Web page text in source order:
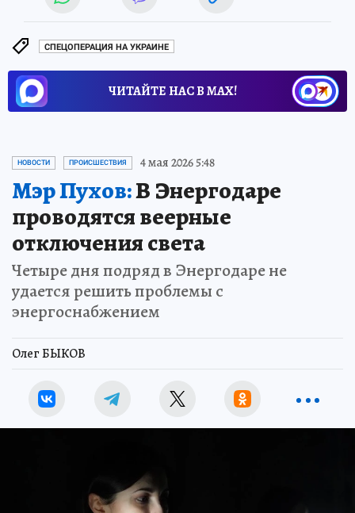
СПЕЦОПЕРАЦИЯ НА УКРАИНЕ
ЧИТАЙТЕ НАС В МАХ!
НОВОСТИ ПРОИСШЕСТВИЯ 4 мая 2026 5:48
Мэр Пухов:В Энергодаре
проводятся веерные
отключения света
Четыре дня подряд в Энергодаре не
удается решить проблемы с
энергоснабжением
Олег БЫКОВ